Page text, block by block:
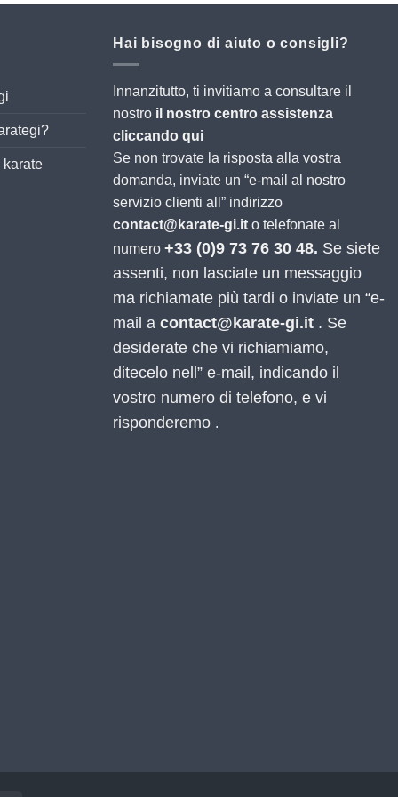
karate
Hai bisogno di aiuto o consigli?
Innanzitutto, ti invitiamo a consultare il
nostro il nostro centro assistenza
cliccando qui
Se non trovate la risposta alla vostra
domanda, inviate un “e-mail al nostro
servizio clienti all” indirizzo
contact@karate-gi.it o telefonate al
numero +33 (0)9 73 76 30 48. Se siete
assenti, non lasciate un messaggio
ma richiamate più tardi o inviate un “e-
mail a contact@karate-gi.it . Se
desiderate che vi richiamiamo,
ditecelo nell” e-mail, indicando il
vostro numero di telefono, e vi
risponderemo .